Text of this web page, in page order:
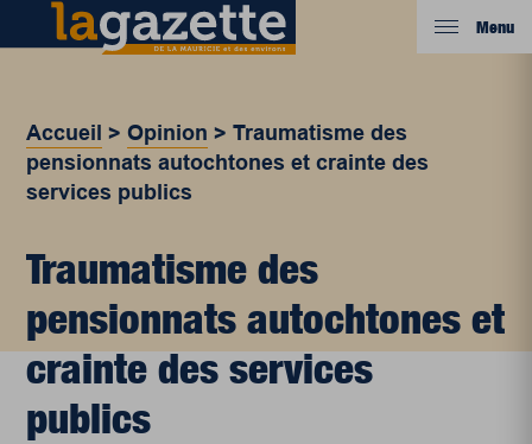
Menu
Accueil >Opinion >Traumatisme des
pensionnats autochtones et crainte des
services publics
Traumatisme des
pensionnats autochtones et
crainte des services
publics